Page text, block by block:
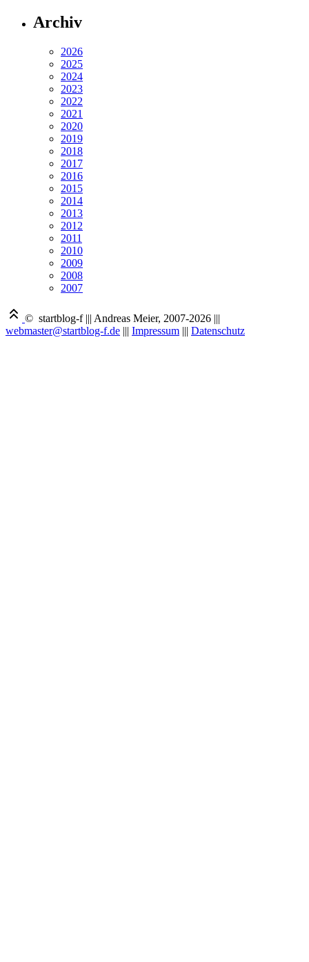
Archiv
2026
2025
2024
2023
2022
2021
2020
2019
2018
2017
2016
2015
2014
2013
2012
2011
2010
2009
2008
2007
© startblog-f ||| Andreas Meier, 2007-2026 |||
webmaster@startblog-f.de ||| Impressum ||| Datenschutz